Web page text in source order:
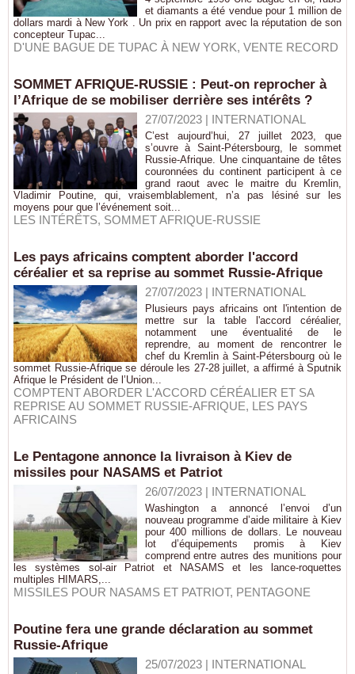
et diamants a été vendue pour 1 million de
dollars mardi à New York . Un prix en rapport avec la réputation de son
concepteur Tupac...
D'UNE BAGUE DE TUPAC À NEW YORK, VENTE RECORD
SOMMET AFRIQUE-RUSSIE : Peut-on reprocher à
l’Afrique de se mobiliser derrière ses intérêts ?
27/07/2023| INTERNATIONAL
C’est aujourd’hui, 27 juillet 2023, que
s’ouvre à Saint-Pétersbourg, le sommet
Russie-Afrique. Une cinquantaine de têtes
couronnées du continent participent à ce
grand raout avec le maitre du Kremlin,
Vladimir Poutine, qui, vraisemblablement, n’a pas lésiné sur les
moyens pour que l’événement soit...
LES INTÉRÊTS, SOMMET AFRIQUE-RUSSIE
Les pays africains comptent aborder l'accord
céréalier et sa reprise au sommet Russie-Afrique
27/07/2023| INTERNATIONAL
Plusieurs pays africains ont l'intention de
mettre sur la table l'accord céréalier,
notamment une éventualité de le
reprendre, au moment de rencontrer le
chef du Kremlin à Saint-Pétersbourg où le
sommet Russie-Afrique se déroule les 27-28 juillet, a affirmé à Sputnik
Afrique le Président de l’Union...
COMPTENT ABORDER L'ACCORD CÉRÉALIER ET SA
REPRISE AU SOMMET RUSSIE-AFRIQUE, LES PAYS
AFRICAINS
Le Pentagone annonce la livraison à Kiev de
missiles pour NASAMS et Patriot
26/07/2023| INTERNATIONAL
Washington a annoncé l’envoi d’un
nouveau programme d’aide militaire à Kiev
pour 400 millions de dollars. Le nouveau
lot d’équipements promis à Kiev
comprend entre autres des munitions pour
les systèmes sol-air Patriot et NASAMS et les lance-roquettes
multiples HIMARS,...
MISSILES POUR NASAMS ET PATRIOT, PENTAGONE
Poutine fera une grande déclaration au sommet
Russie-Afrique
25/07/2023| INTERNATIONAL